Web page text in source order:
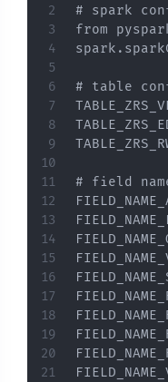
# spark
from
# table
# field